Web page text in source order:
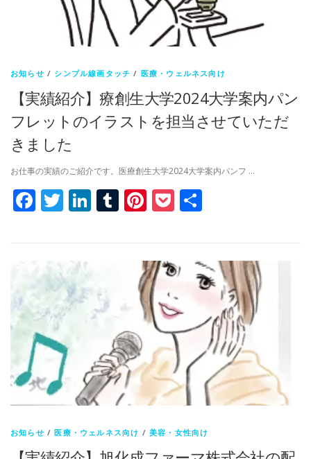
お知らせ / シンプル線画タッチ / 医療・ウェルネス向け
【実績紹介】療創生大学2024大学案内パン
フレットのイラストを担当させていただ
きました
お仕事の実績のご紹介です。医療創生大学2024大学案内パンフ …
Facebook
Twitter
LinkedIn
Tumblr
Pinterest
Pocket
お知らせ /医療・ウェルネス向け /美容・女性向け